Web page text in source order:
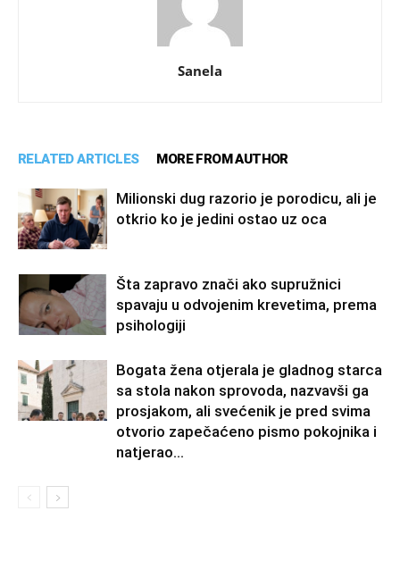
Sanela
RELATED ARTICLES MORE FROM AUTHOR
Milionski dug razorio je porodicu, ali je
otkrio ko je jedini ostao uz oca
Šta zapravo znači ako supružnici
spavaju u odvojenim krevetima, prema
psihologiji
Bogata žena otjerala je gladnog starca
sa stola nakon sprovoda, nazvavši ga
prosjakom, ali svećenik je pred svima
otvorio zapečaćeno pismo pokojnika i
natjerao...